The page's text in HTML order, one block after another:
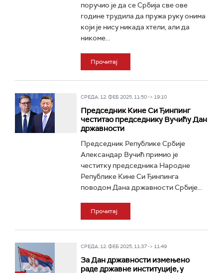
поручио је да се Србија све ове
године трудила да пружа руку онима
који је нису никада хтели, али да
никоме...
Прочитај
СРЕДА, 12. ФЕБ 2025, 11:50 -> 19:10
Председник Кине Си Ђинпинг
честитао председнику Вучићу Дан
државности
Председник Републике Србије
Александар Вучић примио је
честитку председника Народне
Републике Кине Си Ђинпинга
поводом Дана државности Србије...
Прочитај
СРЕДА, 12. ФЕБ 2025, 11:37 -> 11:49
За Дан државности измењено
раде државне институције, у